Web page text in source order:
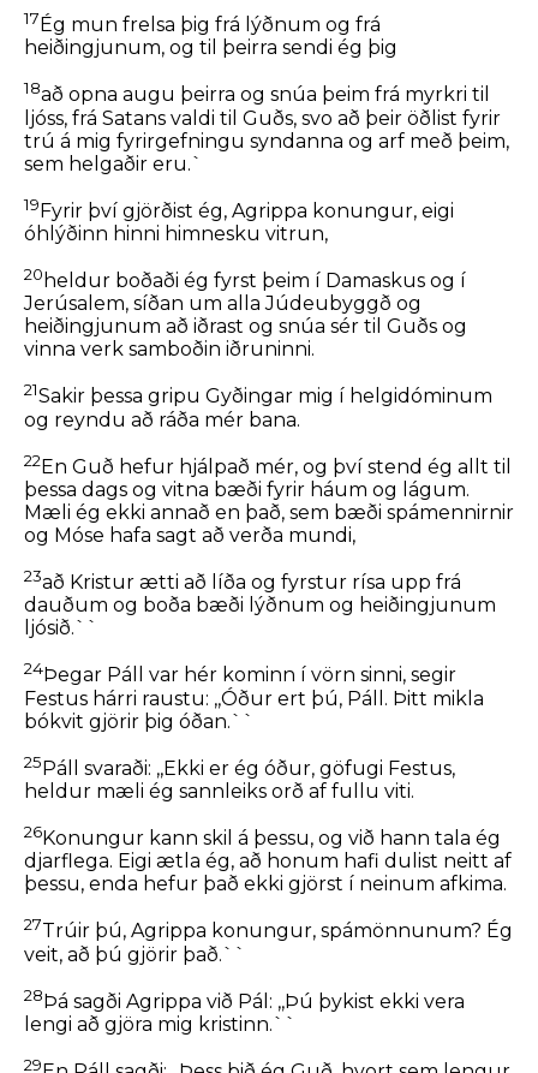
17 Ég mun frelsa þig frá lýðnum og frá
heiðingjunum, og til þeirra sendi ég þig
18að opna augu þeirra og snúa þeim frá myrkri til
ljóss, frá Satans valdi til Guðs, svo að þeir öðlist fyrir
trú á mig fyrirgefningu syndanna og arf með þeim,
sem helgaðir eru.`
19Fyrir því gjörðist ég, Agrippa konungur, eigi
óhlýðinn hinni himnesku vitrun,
20 heldur boðaði ég fyrst þeim í Damaskus og í
Jerúsalem, síðan um alla Júdeubyggð og
heiðingjunum að iðrast og snúa sér til Guðs og
vinna verk samboðin iðruninni.
21Sakir þessa gripu Gyðingar mig í helgidóminum
og reyndu að ráða mér bana.
22En Guð hefur hjálpað mér, og því stend ég allt til
þessa dags og vitna bæði fyrir háum og lágum.
Mæli ég ekki annað en það, sem bæði spámennirnir
og Móse hafa sagt að verða mundi,
23að Kristur ætti að líða og fyrstur rísa upp frá
dauðum og boða bæði lýðnum og heiðingjunum
ljósið.``
24Þegar Páll var hér kominn í vörn sinni, segir
Festus hárri raustu: ,,Óður ert þú, Páll. Þitt mikla
bókvit gjörir þig óðan.``
25Páll svaraði: ,,Ekki er ég óður, göfugi Festus,
heldur mæli ég sannleiks orð af fullu viti.
26Konungur kann skil á þessu, og við hann tala ég
djarflega. Eigi ætla ég, að honum hafi dulist neitt af
þessu, enda hefur það ekki gjörst í neinum afkima.
27Trúir þú, Agrippa konungur, spámönnunum? Ég
veit, að þú gjörir það.``
28Þá sagði Agrippa við Pál: ,,Þú þykist ekki vera
lengi að gjöra mig kristinn.``
29